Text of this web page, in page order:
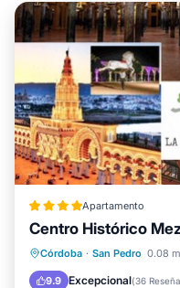
Apartamento
Centro Histórico
Córdoba · San Pedro 0.08
9.9 Excepcional(36
Aire
Apto para niños